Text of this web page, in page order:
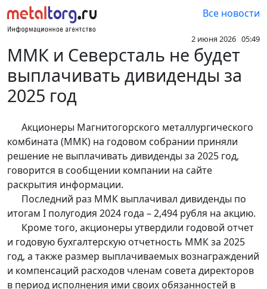
Все новости
2 июня 2026 05:49
ММК и Северсталь не будет
выплачивать дивиденды за
2025 год
Акционеры Магнитогорского металлургического
комбината (ММК) на годовом собрании приняли
решение не выплачивать дивиденды за 2025 год,
говорится в сообщении компании на сайте
раскрытия информации.
Последний раз ММК выплачивал дивиденды по
итогам I полугодия 2024 года – 2,494 рубля на акцию.
Кроме того, акционеры утвердили годовой отчет
и годовую бухгалтерскую отчетность ММК за 2025
год, а также размер выплачиваемых вознаграждений
и компенсаций расходов членам совета директоров
в период исполнения ими своих обязанностей в